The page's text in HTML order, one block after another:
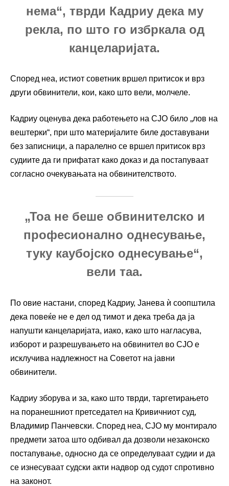
нема“, тврди Кадриу дека му
рекла, по што го избркала од
канцеларијата.
Според неа, истиот советник вршел притисок и врз
други обвинители, кои, како што вели, молчеле.
Кадриу оценува дека работењето на СЈО било „лов на
вештерки“, при што материјалите биле доставувани
без записници, а паралелно се вршел притисок врз
судиите да ги прифатат како доказ и да постапуваат
согласно очекувањата на обвинителството.
„Тоа не беше обвинителско и
професионално однесување,
туку каубојско однесување“,
вели таа.
По овие настани, според Кадриу, Јанева ѝ соопштила
дека повеќе не е дел од тимот и дека треба да ја
напушти канцеларијата, иако, како што нагласува,
изборот и разрешувањето на обвинител во СЈО е
исклучива надлежност на Советот на јавни
обвинители.
Кадриу зборува и за, како што тврди, таргетирањето
на поранешниот претседател на Кривичниот суд,
Владимир Панчевски. Според неа, СЈО му монтирало
предмети затоа што одбивал да дозволи незаконско
постапување, односно да се определуваат судии и да
се изнесуваат судски акти надвор од судот спротивно
на законот.